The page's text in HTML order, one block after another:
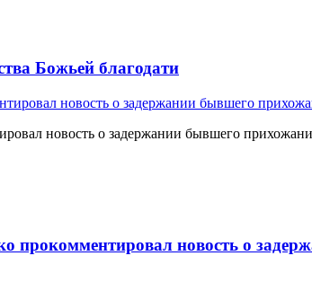
Божьей благодати
новость о задержании бывшего
новость о